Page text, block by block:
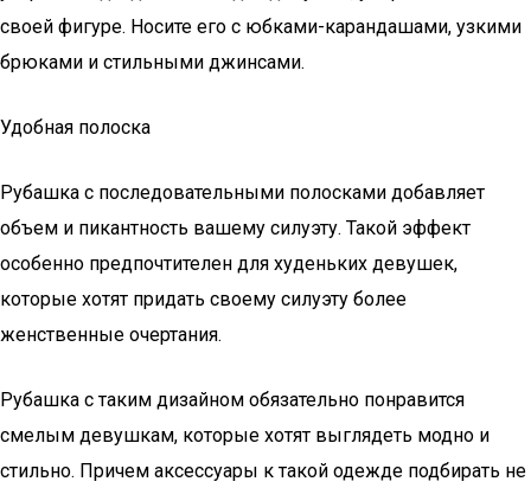
своей фигуре. Носите его с юбками-карандашами, узкими
брюками и стильными джинсами.
Удобная полоска
Рубашка с последовательными полосками добавляет
объем и пикантность вашему силуэту. Такой эффект
особенно предпочтителен для худеньких девушек,
которые хотят придать своему силуэту более
женственные очертания.
Рубашка с таким дизайном обязательно понравится
смелым девушкам, которые хотят выглядеть модно и
стильно. Причем аксессуары к такой одежде подбирать не